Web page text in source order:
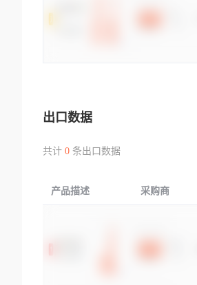
出口数据
共计 0条出口数据
产品描述 采购商